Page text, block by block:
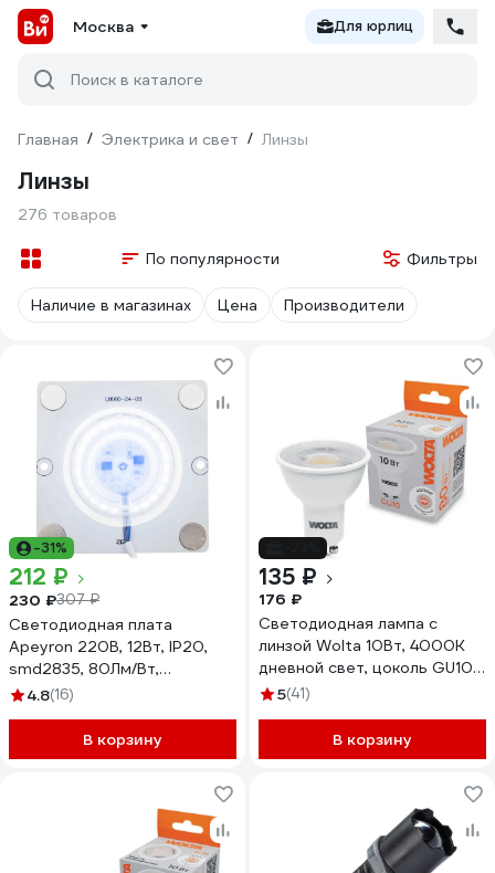
Москва Для юрлиц
Поиск в каталоге
Главная / Электрика и свет / Линзы
Линзы
276 товаров
По популярности Фильтры
Наличие в магазинах Цена Производители
-31%
212 ₽
230 ₽307 ₽
Светодиодная плата
Apeyron 220В, 12Вт, IP20,
smd2835, 80Лм/Вт,
80х80мм, с линзой, 6500К /
4.8(16)
В корзину
135 ₽
176 ₽
Светодиодная лампа с
линзой Wolta 10Вт, 4000K
дневной свет, цоколь GU10,
220В, WSTD-PAR16-
5(41)
В корзину